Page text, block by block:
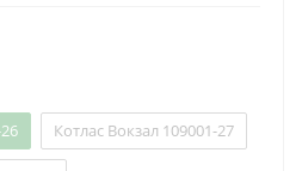
Котлас Вокзал 109001-27